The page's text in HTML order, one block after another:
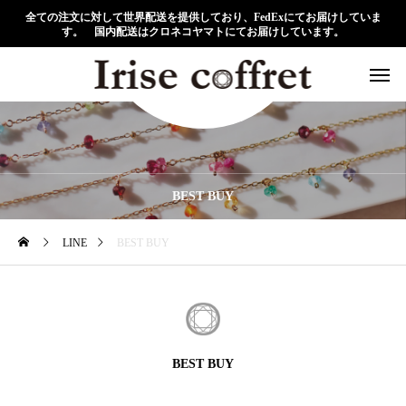
全ての注文に対して世界配送を提供しており、FedExにてお届けしていま
す。 国内配送はクロネコヤマトにてお届けしています。
BEST BUY
LINE BEST BUY
BEST BUY